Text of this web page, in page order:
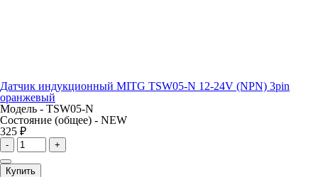
Датчик индукционный MITG TSW05-N 12-24V (NPN) 3pin
оранжевый
Модель - TSW05-N
Состояние (общее) - NEW
325 ₽
- +
Купить